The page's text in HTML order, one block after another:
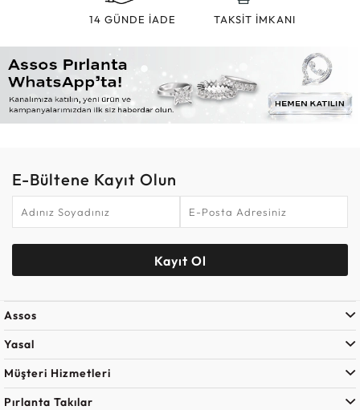
14 GÜNDE İADE TAKSİT İMKANI
E-Bültene Kayıt Olun
Kayıt Ol
Assos
Yasal
Müşteri Hizmetleri
Pırlanta Takılar